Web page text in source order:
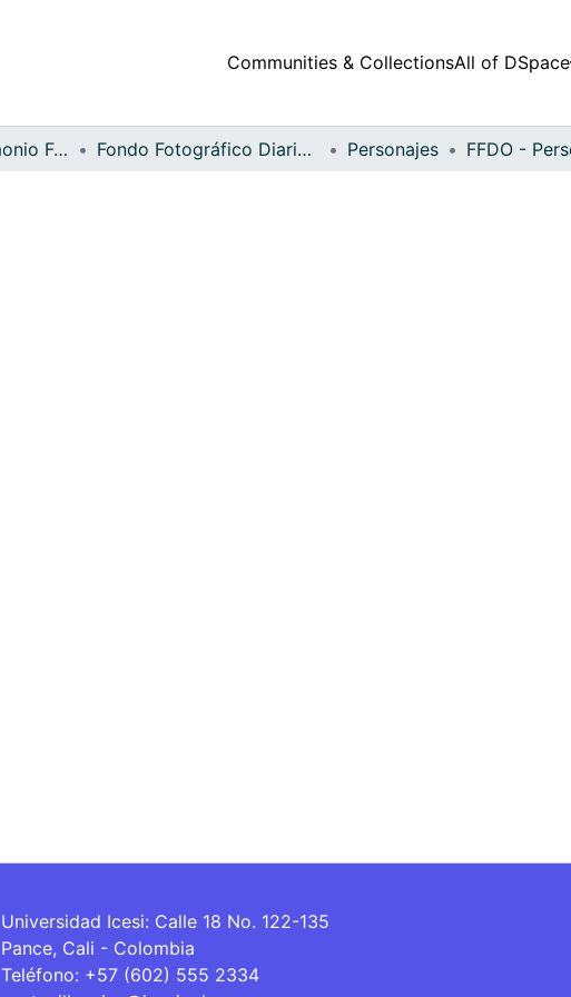
Communities & CollectionsAll of DSpace
Archivo del Patrimonio Fotográfico y Fílmico del Valle del Cauca Fondo Fotográfico Diario Occidente Personajes
Universidad Icesi: Calle 18 No. 122-135
Pance, Cali - Colombia
Teléfono: +57 (602) 555 2334